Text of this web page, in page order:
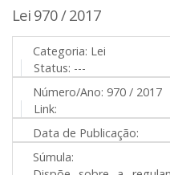
Lei 970 / 2017
Categoria: Lei
Status: ---
Número/Ano: 970 / 2017
Link:
Data de Publicação:
Súmula: